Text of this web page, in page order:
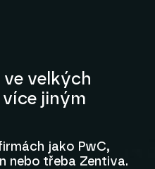
velkých
jiným
jako PwC,
nebo třeba Zentiva.